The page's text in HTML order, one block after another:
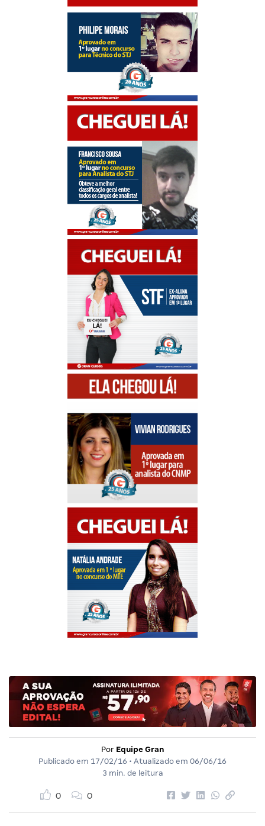
Por Equipe Gran
Publicado em 17/02/16 • Atualizado em 06/06/16
3 min. de leitura
0 0